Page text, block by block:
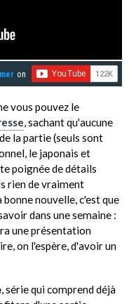
on
vous pouvez le
, sachant qu'aucune
la partie (seuls sont
le japonais et
poignée de détails
rien de vraiment
nouvelle, c'est que
dans une semaine :
une présentation
on l'espère, d'avoir un
, série qui comprend déjà